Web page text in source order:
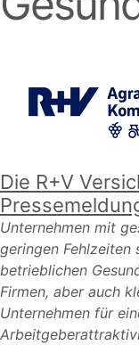
Die R+V
Unternehmen mit
geringen
betrieblichen
Firmen, aber auch
Unternehmen für